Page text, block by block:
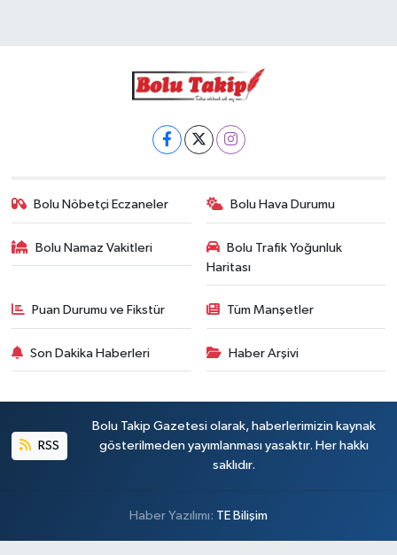
Bolu Nöbetçi Eczaneler Bolu Hava Durumu
Bolu Namaz Vakitleri
Bolu Trafik Yoğunluk
Haritası
Puan Durumu ve Fikstür Tüm Manşetler
Son Dakika Haberleri Haber Arşivi
RSS
Bolu Takip Gazetesi olarak, haberlerimizin kaynak
gösterilmeden yayımlanması yasaktır. Her hakkı
saklıdır.
Haber Yazılımı: TE Bilişim